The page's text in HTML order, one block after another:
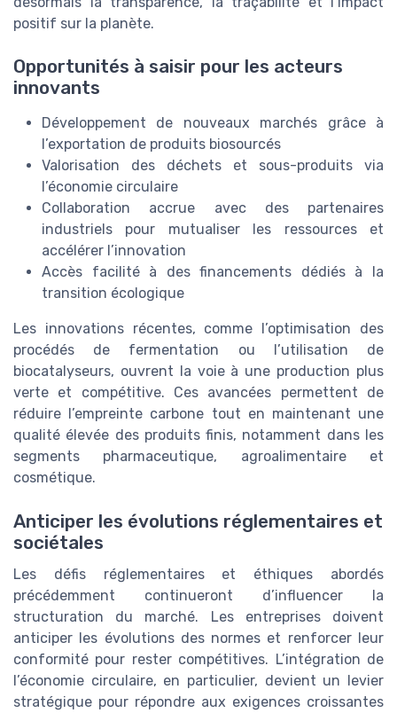
positif sur la planète.
Opportunités à saisir pour les acteurs
innovants
Développement de nouveaux marchés grâce à
l’exportation de produits biosourcés
Valorisation des déchets et sous-produits via
l’économie circulaire
Collaboration accrue avec des partenaires
industriels pour mutualiser les ressources et
accélérer l’innovation
Accès facilité à des financements dédiés à la
transition écologique
Les innovations récentes, comme l’optimisation des
procédés de fermentation ou l’utilisation de
biocatalyseurs, ouvrent la voie à une production plus
verte et compétitive. Ces avancées permettent de
réduire l’empreinte carbone tout en maintenant une
qualité élevée des produits finis, notamment dans les
segments pharmaceutique, agroalimentaire et
cosmétique.
Anticiper les évolutions réglementaires et
sociétales
Les défis réglementaires et éthiques abordés
précédemment continueront d’influencer la
structuration du marché. Les entreprises doivent
anticiper les évolutions des normes et renforcer leur
conformité pour rester compétitives. L’intégration de
l’économie circulaire, en particulier, devient un levier
stratégique pour répondre aux exigences croissantes